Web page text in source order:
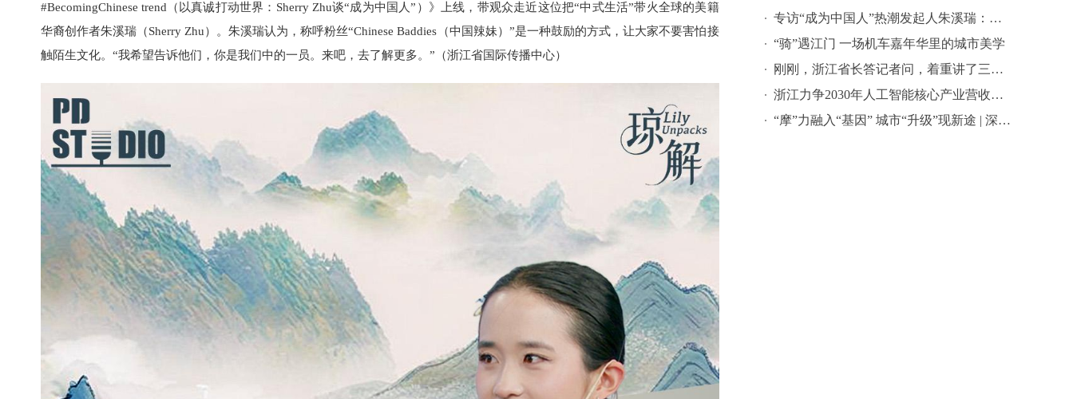
#BecomingChinese trend（以真诚打动世界：Sherry Zhu谈“成为中国人”）》上线，带观众走近这位把“中式生活”带火全球的美籍
华裔创作者朱溪瑞（Sherry Zhu）。朱溪瑞认为，称呼粉丝“Chinese Baddies（中国辣妹）”是一种鼓励的方式，让大家不要害怕接
触陌生文化。“我希望告诉他们，你是我们中的一员。来吧，去了解更多。”（浙江省国际传播中心）
专访“成为中国人”热潮发起人朱溪瑞：我一直对中国文化感到自豪
“骑”遇江门 一场机车嘉年华里的城市美学
刚刚，浙江省长答记者问，着重讲了三件事
浙江力争2030年人工智能核心产业营收达1.2万亿元
“摩”力融入“基因” 城市“升级”现新途 | 深读江门